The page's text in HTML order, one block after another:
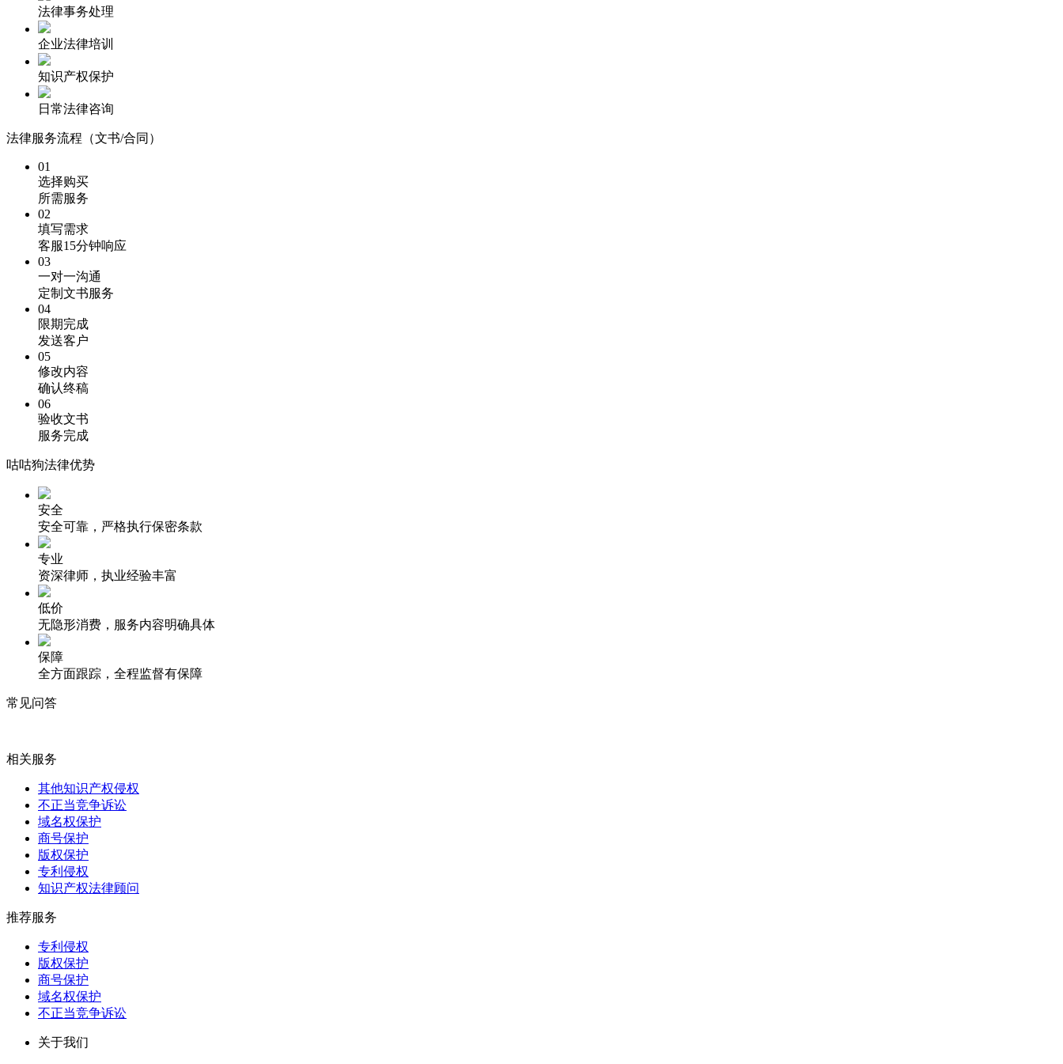
法律事务处理
企业法律培训
知识产权保护
日常法律咨询
法律服务流程（文书/合同）
01
选择购买
所需服务
02
填写需求
客服15分钟响应
03
一对一沟通
定制文书服务
04
限期完成
发送客户
05
修改内容
确认终稿
06
验收文书
服务完成
咕咕狗法律优势
安全
安全可靠，严格执行保密条款
专业
资深律师，执业经验丰富
低价
无隐形消费，服务内容明确具体
保障
全方面跟踪，全程监督有保障
常见问答
相关服务
其他知识产权侵权
不正当竞争诉讼
域名权保护
商号保护
版权保护
专利侵权
知识产权法律顾问
推荐服务
专利侵权
版权保护
商号保护
域名权保护
不正当竞争诉讼
关于我们